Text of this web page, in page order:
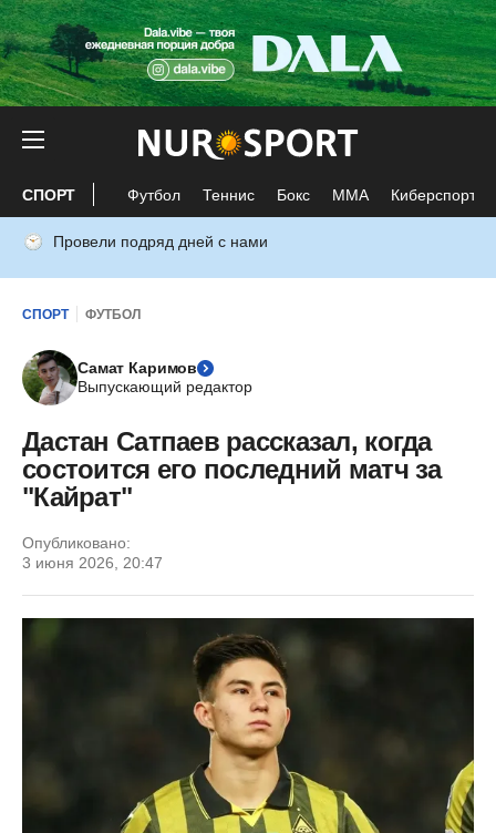
СПОРТ Футбол Теннис Бокс ММА Киберспорт
Провели подряд дней с нами
СПОРТ ФУТБОЛ
Самат Каримов
Выпускающий редактор
Дастан Сатпаев рассказал, когда
состоится его последний матч за
"Кайрат"
Опубликовано:
3 июня 2026, 20:47